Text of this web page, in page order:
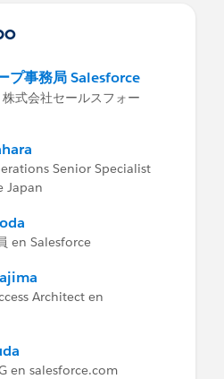
プ事務局 Salesforce
式会社セールスフォー
Senior Specialist
Japan
en Salesforce
Architect en
en salesforce.com